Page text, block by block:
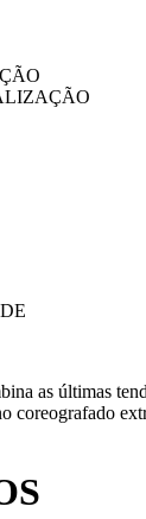
as últimas
coreografado